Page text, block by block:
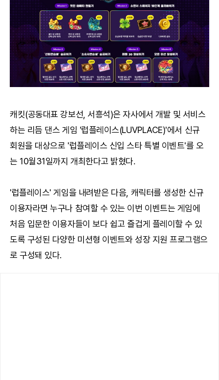
캐킷(공동대표 강보선, 서흥석)은 자사에서 개발 및 서비스
하는 리듬 댄스 게임 '럽플레이스(LUVPLACE)'에서 신규
회원을 대상으로 '럽플레이스 신입 스타 특별 이벤트'를 오
는 10월31일까지 개최한다고 밝혔다.
'럽플레이스' 게임을 내려받은 다음, 캐릭터를 생성한 신규
이용자라면 누구나 참여할 수 있는 이번 이벤트는 게임에
처음 입문한 이용자들이 보다 쉽고 즐겁게 플레이할 수 있
도록 구성된 다양한 미션형 이벤트와 성장 지원 프로그램으
로 구성돼 있다.